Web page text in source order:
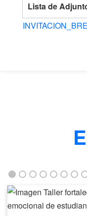
Lista de
Taller
fortalece